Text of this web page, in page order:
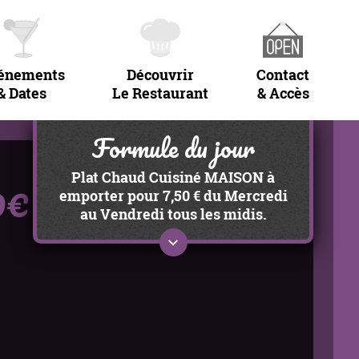
Dates
Découvrir
Le Restaurant
Contact
& Accès
Formule du jour
Plat Chaud Cuisiné MAISON à
emporter pour 7,50 € du Mercredi
au Vendredi tous les midis.